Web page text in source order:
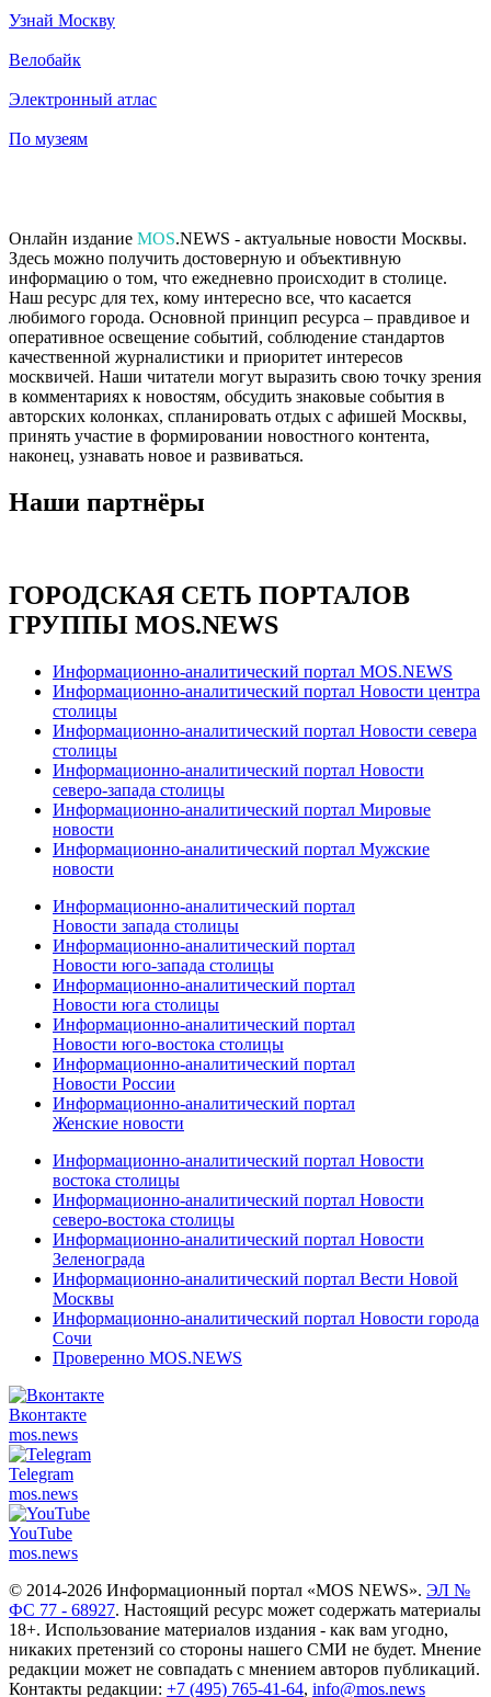
Узнай Москву
Велобайк
Электронный атлас
По музеям
Онлайн издание MOS.NEWS - актуальные новости Москвы.
Здесь можно получить достоверную и объективную
информацию о том, что ежедневно происходит в столице.
Наш ресурс для тех, кому интересно все, что касается
любимого города. Основной принцип ресурса – правдивое и
оперативное освещение событий, соблюдение стандартов
качественной журналистики и приоритет интересов
москвичей. Наши читатели могут выразить свою точку зрения
в комментариях к новостям, обсудить знаковые события в
авторских колонках, спланировать отдых с афишей Москвы,
принять участие в формировании новостного контента,
наконец, узнавать новое и развиваться.
Наши партнёры
ГОРОДСКАЯ СЕТЬ ПОРТАЛОВ
ГРУППЫ MOS.NEWS
Информационно-аналитический портал MOS.NEWS
Информационно-аналитический портал Новости центра
столицы
Информационно-аналитический портал Новости севера
столицы
Информационно-аналитический портал Новости
северо-запада столицы
Информационно-аналитический портал Мировые
новости
Информационно-аналитический портал Мужские
новости
Информационно-аналитический портал
Новости запада столицы
Информационно-аналитический портал
Новости юго-запада столицы
Информационно-аналитический портал
Новости юга столицы
Информационно-аналитический портал
Новости юго-востока столицы
Информационно-аналитический портал
Новости России
Информационно-аналитический портал
Женские новости
Информационно-аналитический портал Новости
востока столицы
Информационно-аналитический портал Новости
северо-востока столицы
Информационно-аналитический портал Новости
Зеленограда
Информационно-аналитический портал Вести Новой
Москвы
Информационно-аналитический портал Новости города
Сочи
Проверенно MOS.NEWS
Вконтакте
mos.news
Telegram
mos.news
YouTube
mos.news
© 2014-2026 Информационный портал «MOS NEWS». ЭЛ №
ФС 77 - 68927. Настоящий ресурс может содержать материалы
18+. Использование материалов издания - как вам угодно,
никаких претензий со стороны нашего СМИ не будет. Мнение
редакции может не совпадать с мнением авторов публикаций.
Контакты редакции: +7 (495) 765-41-64, info@mos.news